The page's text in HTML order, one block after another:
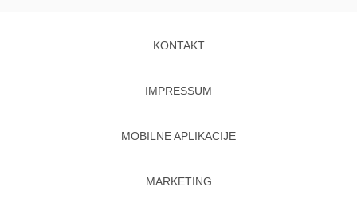
KONTAKT
IMPRESSUM
MOBILNE APLIKACIJE
MARKETING